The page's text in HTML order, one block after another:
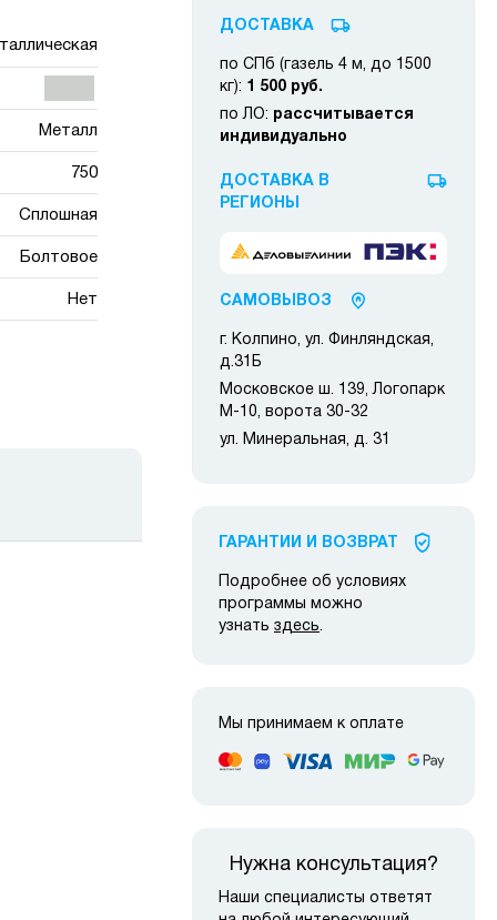
Металл
750
Сплошная
Болтовое
Нет
ДОСТАВКА
по СПб (газель 4 м, до 1500
кг): 1 500 руб.
по ЛО: рассчитывается
индивидуально
ДОСТАВКА В
РЕГИОНЫ
САМОВЫВОЗ
г. Колпино, ул. Финляндская,
д.31Б
Московское ш. 139, Логопарк
М-10, ворота 30-32
ул. Минеральная, д. 31
ГАРАНТИИ И ВОЗВРАТ
Подробнее об условиях
программы можно
узнать здесь.
Мы принимаем к оплате
Нужна консультация?
Наши специалисты ответят